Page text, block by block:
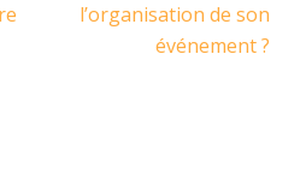
l’organisation de son
événement ?